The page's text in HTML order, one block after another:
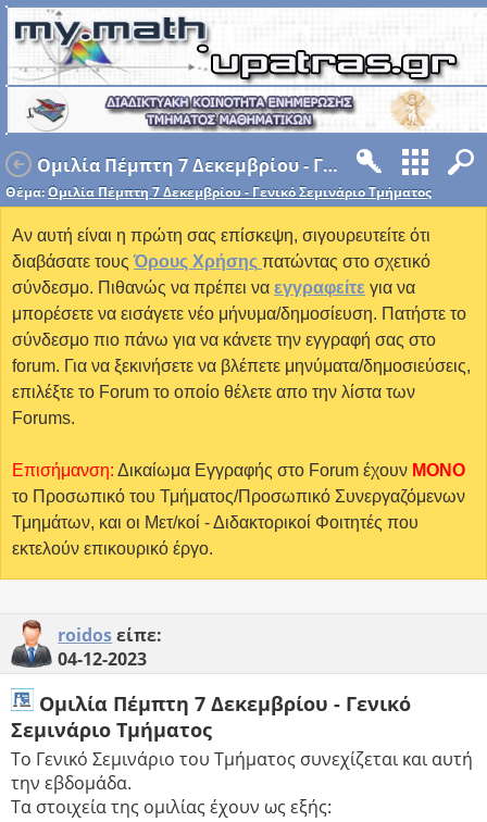
Ομιλία Πέμπτη 7 Δεκεμβρίου - Γενικό Σεμινάριο Τμήματος
Θέμα:Ομιλία Πέμπτη 7 Δεκεμβρίου - Γενικό Σεμινάριο Τμήματος
Αν αυτή είναι η πρώτη σας επίσκεψη, σιγουρευτείτε ότι
διαβάσατε τους Όρους Χρήσης πατώντας στο σχετικό
σύνδεσμο. Πιθανώς να πρέπει να εγγραφείτε για να
μπορέσετε να εισάγετε νέο μήνυμα/δημοσίευση. Πατήστε το
σύνδεσμο πιο πάνω για να κάνετε την εγγραφή σας στο
forum. Για να ξεκινήσετε να βλέπετε μηνύματα/δημοσιεύσεις,
επιλέξτε το Forum το οποίο θέλετε απο την λίστα των
Forums.
Επισήμανση: Δικαίωμα Εγγραφής στο Forum έχουν MONO
το Προσωπικό του Τμήματος/Προσωπικό Συνεργαζόμενων
Τμημάτων, και οι Μετ/κοί - Διδακτορικοί Φοιτητές που
εκτελούν επικουρικό έργο.
roidosείπε:
04-12-2023
Ομιλία Πέμπτη 7 Δεκεμβρίου - Γενικό
Σεμινάριο Τμήματος
Το Γενικό Σεμινάριο του Τμήματος συνεχίζεται και αυτή
την εβδομάδα.
Τα στοιχεία της ομιλίας έχουν ως εξής: